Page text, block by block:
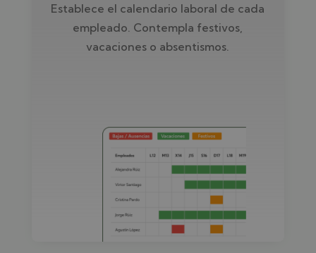
Establece el calendario laboral de cada
empleado. Contempla festivos,
vacaciones o absentismos.